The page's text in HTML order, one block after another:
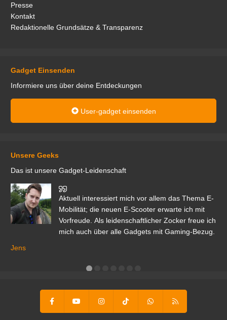
Presse
Kontakt
Redaktionelle Grundsätze & Transparenz
Gadget Einsenden
Informiere uns über deine Entdeckungen
User-gadget einsenden
Unsere Geeks
Das ist unsere Gadget-Leidenschaft
Aktuell interessiert mich vor allem das Thema E-
Mobilität; die neuen E-Scooter erwarte ich mit
Vorfreude. Als leidenschaftlicher Zocker freue ich
mich auch über alle Gadgets mit Gaming-Bezug.
Jens